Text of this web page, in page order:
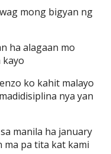
mong bigyan ng
ha alagaan mo
kayo
ko kahit malayo
nya yan
manila ha january
ma pa tita kat kami